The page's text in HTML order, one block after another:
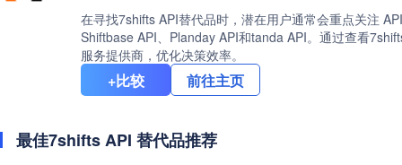
在寻找7shifts API替代品时，潜在用户通常会重点关注
Shiftbase API、Planday API和tanda API。通过查看
服务提供商，优化决策效率。
+比较 前往主页
最佳7shifts API 替代品推荐